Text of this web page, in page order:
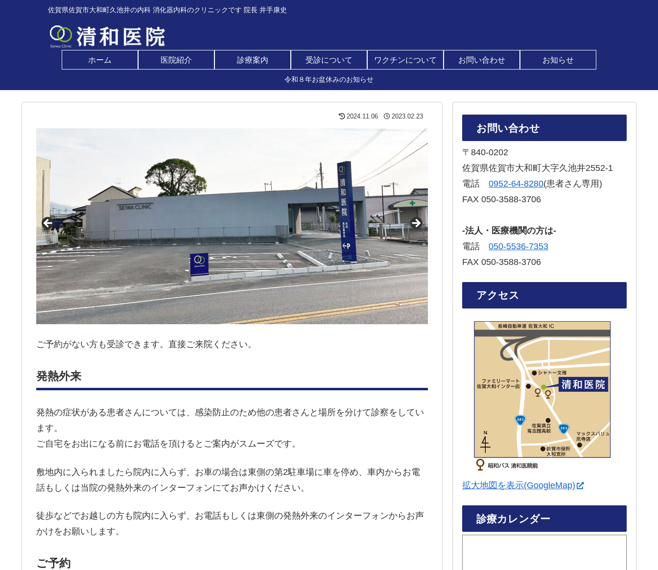
佐賀県佐賀市大和町久池井の内科 消化器内科のクリニックです 院長 井手康史
ホーム 医院紹介 診療案内 受診について ワクチンについて お問い合わせ お知らせ
令和８年お盆休みのお知らせ
2024.11.06 2023.02.23
ご予約がない方も受診できます。直接ご来院ください。
発熱外来
発熱の症状がある患者さんについては、感染防止のため他の患者さんと場所を分けて診察をしてい
ます。
ご自宅をお出になる前にお電話を頂けるとご案内がスムーズです。
敷地内に入られましたら院内に入らず、お車の場合は東側の第2駐車場に車を停め、車内からお電
話もしくは当院の発熱外来のインターフォンにてお声かけください。
徒歩などでお越しの方も院内に入らず、お電話もしくは東側の発熱外来のインターフォンからお声
かけをお願いします。
ご予約
お問い合わせ
〒840-0202
佐賀県佐賀市大和町大字久池井2552-1
電話 ‭0952-64-8280‬(患者さん専用)
FAX 050-3588-3706‬
-法人・医療機関の方は-
電話 050-5536-7353‬
FAX 050-3588-3706‬
アクセス
拡大地図を表示(GoogleMap)
診療カレンダー